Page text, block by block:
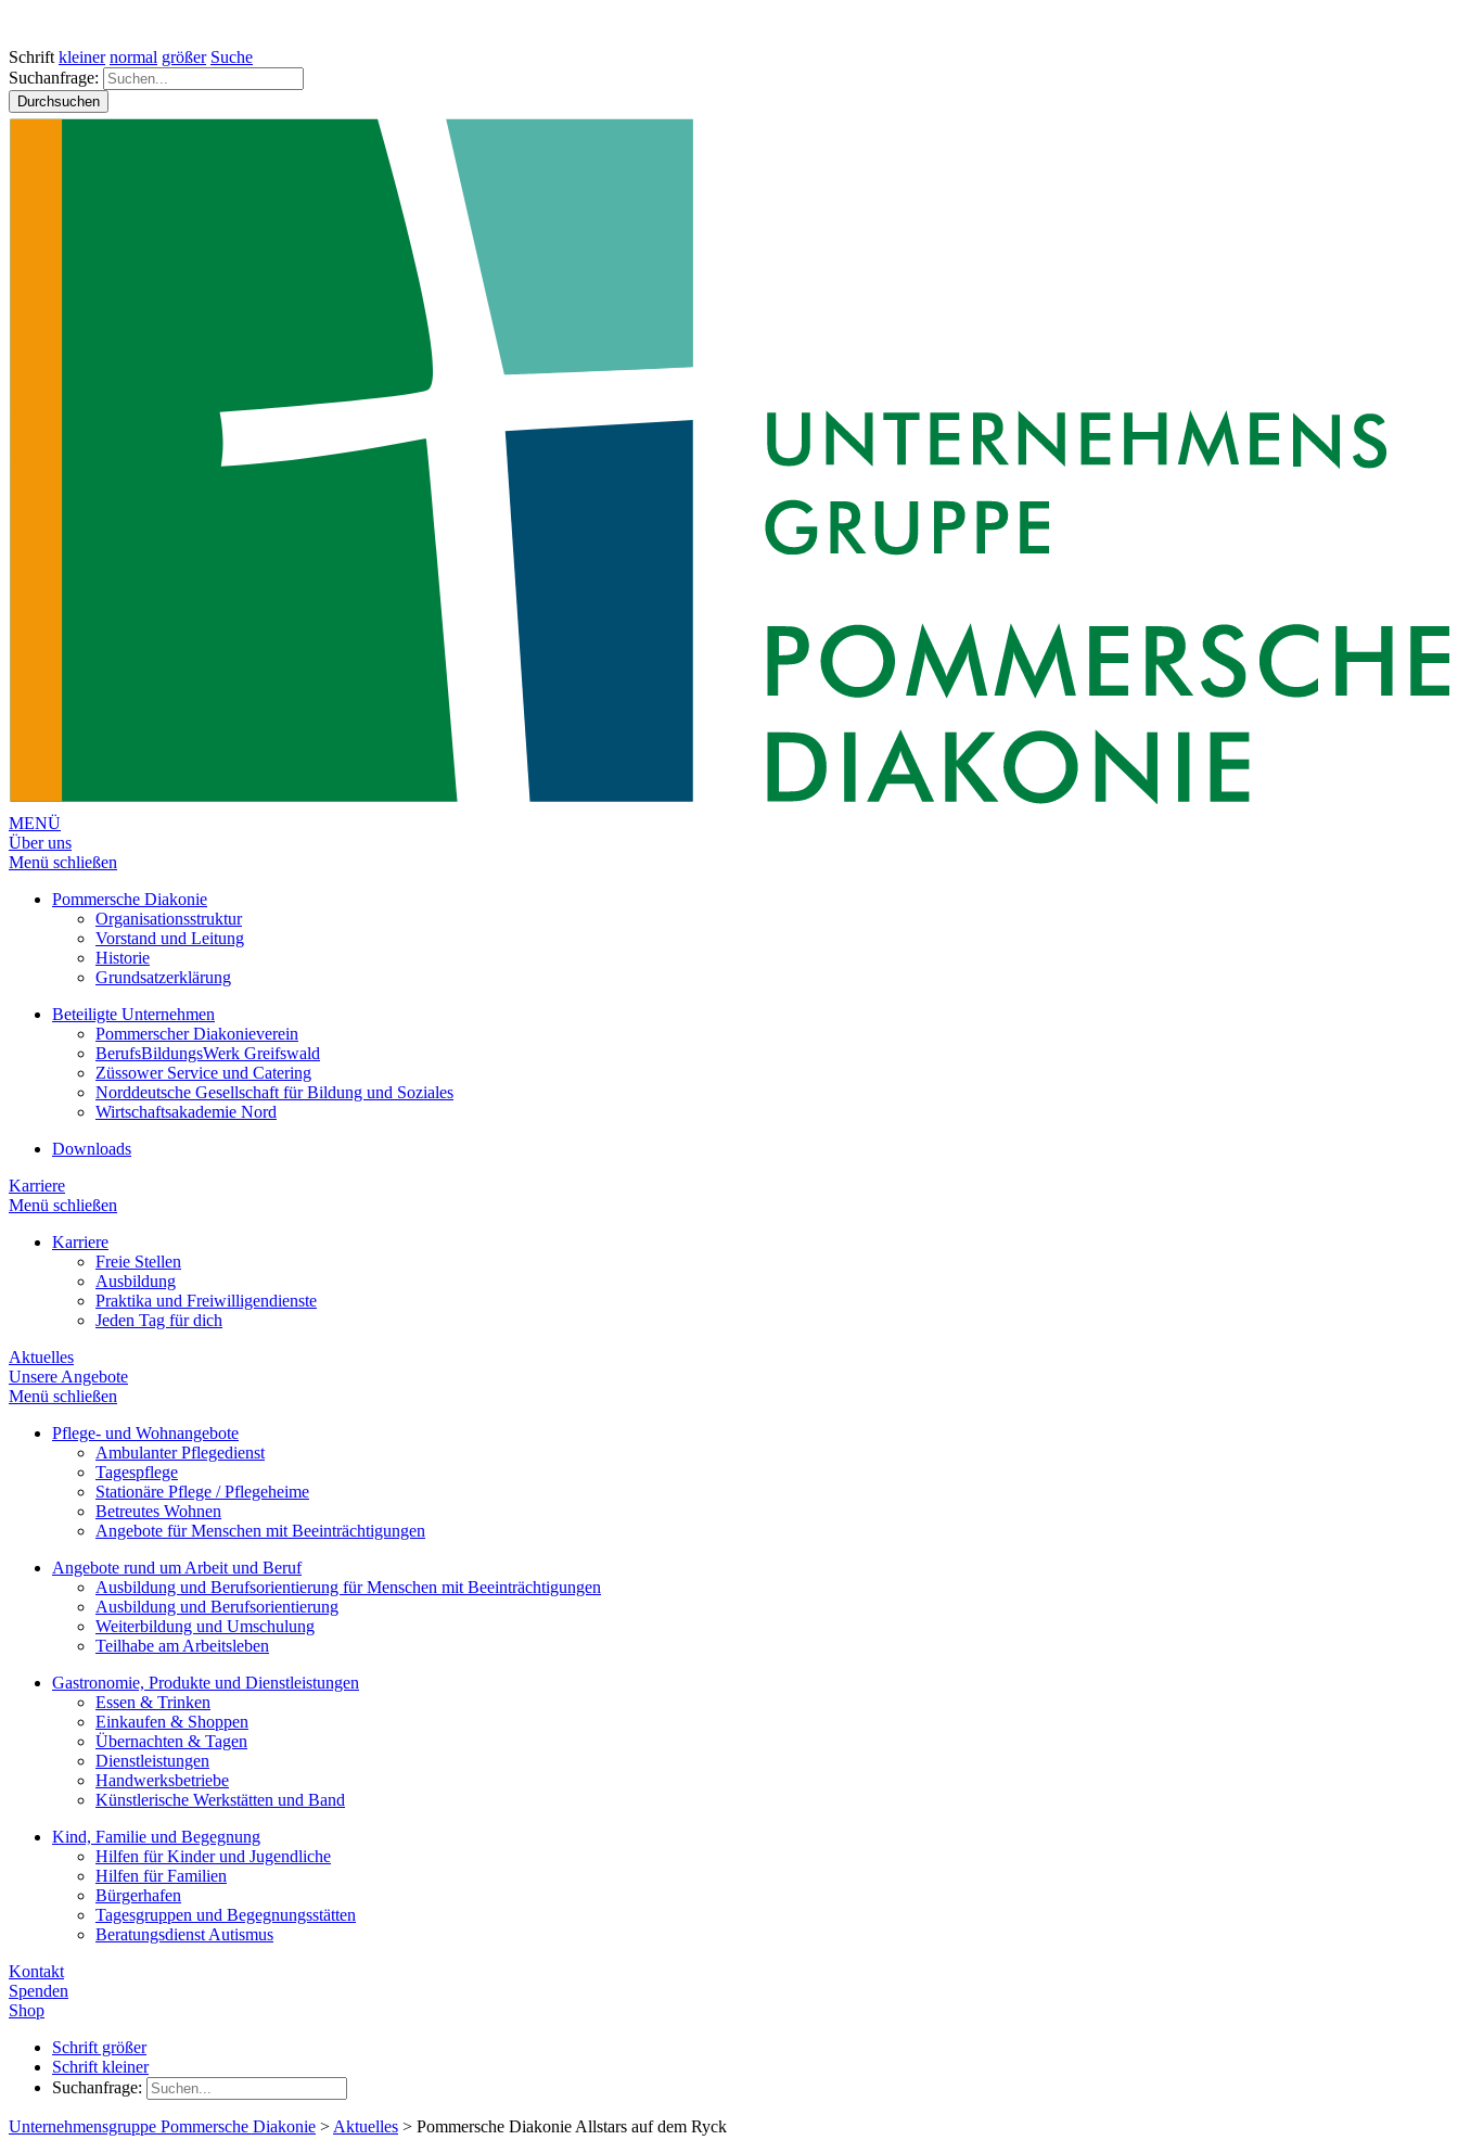
Schrift kleiner normal größer Suche
Suchanfrage:
Durchsuchen
MENÜ
Über uns
Menü schließen
Pommersche Diakonie
Organisationsstruktur
Vorstand und Leitung
Historie
Grundsatzerklärung
Beteiligte Unternehmen
Pommerscher Diakonieverein
BerufsBildungsWerk Greifswald
Züssower Service und Catering
Norddeutsche Gesellschaft für Bildung und Soziales
Wirtschaftsakademie Nord
Downloads
Karriere
Menü schließen
Karriere
Freie Stellen
Ausbildung
Praktika und Freiwilligendienste
Jeden Tag für dich
Aktuelles
Unsere Angebote
Menü schließen
Pflege- und Wohnangebote
Ambulanter Pflegedienst
Tagespflege
Stationäre Pflege / Pflegeheime
Betreutes Wohnen
Angebote für Menschen mit Beeinträchtigungen
Angebote rund um Arbeit und Beruf
Ausbildung und Berufsorientierung für Menschen mit Beeinträchtigungen
Ausbildung und Berufsorientierung
Weiterbildung und Umschulung
Teilhabe am Arbeitsleben
Gastronomie, Produkte und Dienstleistungen
Essen & Trinken
Einkaufen & Shoppen
Übernachten & Tagen
Dienstleistungen
Handwerksbetriebe
Künstlerische Werkstätten und Band
Kind, Familie und Begegnung
Hilfen für Kinder und Jugendliche
Hilfen für Familien
Bürgerhafen
Tagesgruppen und Begegnungsstätten
Beratungsdienst Autismus
Kontakt
Spenden
Shop
Schrift größer
Schrift kleiner
Suchanfrage:
Unternehmensgruppe Pommersche Diakonie > Aktuelles > Pommersche Diakonie Allstars auf dem Ryck